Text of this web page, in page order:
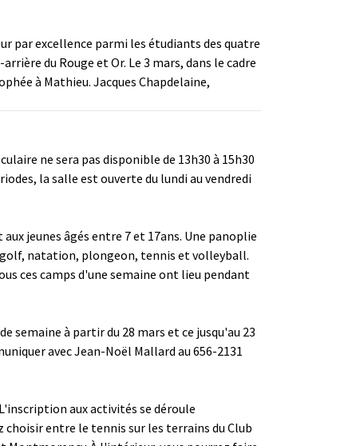
par excellence parmi les étudiants des quatre
du Rouge et Or. Le 3 mars, dans le cadre
à Mathieu. Jacques Chapdelaine,
ne sera pas disponible de 13h30 à 15h30
la salle est ouverte du lundi au vendredi
jeunes âgés entre 7 et 17ans. Une panoplie
natation, plongeon, tennis et volleyball.
ces camps d'une semaine ont lieu pendant
semaine à partir du 28 mars et ce jusqu'au 23
avec Jean-Noël Mallard au 656-2131
aux activités se déroule
entre le tennis sur les terrains du Club